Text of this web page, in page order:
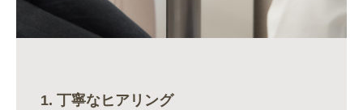
1. 丁寧なヒアリング